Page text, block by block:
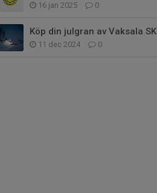
16 jan 2025 0
Köp din julgran av Vaksala SK
11 dec 2024 0